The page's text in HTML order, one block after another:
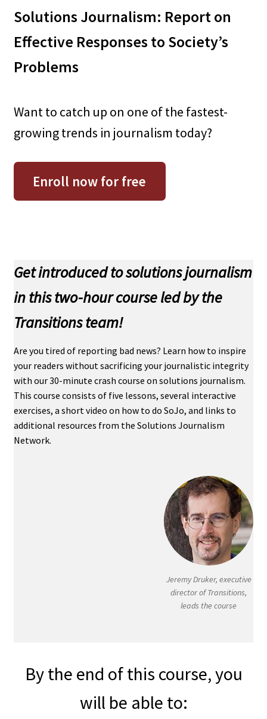
Solutions Journalism: Report on
Effective Responses to Society’s
Problems
Want to catch up on one of the fastest-
growing trends in journalism today?
Enroll now for free
Get introduced to solutions journalism
in this two-hour course led by the
Transitions team!
Are you tired of reporting bad news? Learn how to inspire
your readers without sacrificing your journalistic integrity
with our 30-minute crash course on solutions journalism.
This course consists of five lessons, several interactive
exercises, a short video on how to do SoJo, and links to
additional resources from the Solutions Journalism
Network.
Jeremy Druker, executive
director of Transitions,
leads the course
By the end of this course, you
will be able to: